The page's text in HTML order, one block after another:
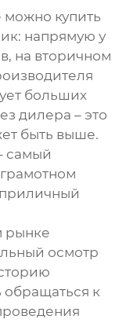
можно купить
: напрямую у
на вторичном
больших
дилера – это
быть выше.
самый
рынке
осмотр
обращаться к